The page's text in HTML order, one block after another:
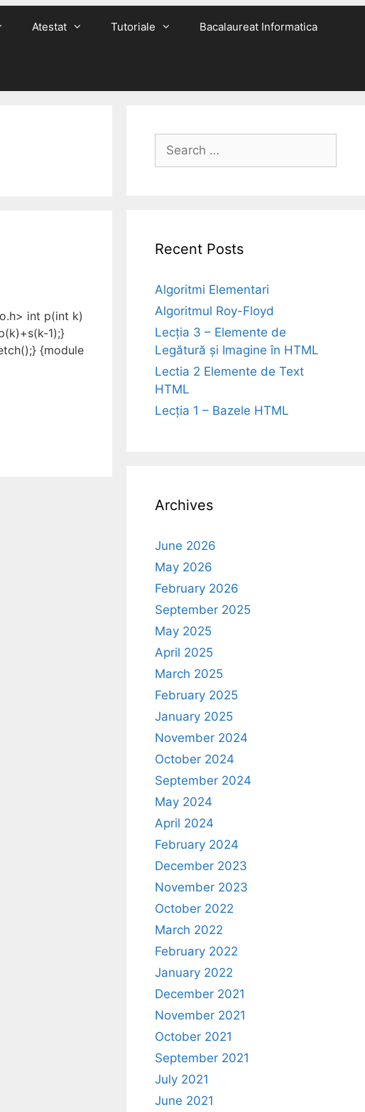
Atestat Tutoriale Bacalaureat Informatica
int p(int k)
1);}
{module
Search
for:
Recent Posts
Algoritmi Elementari
Algoritmul Roy-Floyd
Lecția 3 – Elemente de
Legătură și Imagine în HTML
Lectia 2 Elemente de Text
HTML
Lecția 1 – Bazele HTML
Archives
June 2026
May 2026
February 2026
September 2025
May 2025
April 2025
March 2025
February 2025
January 2025
November 2024
October 2024
September 2024
May 2024
April 2024
February 2024
December 2023
November 2023
October 2022
March 2022
February 2022
January 2022
December 2021
November 2021
October 2021
September 2021
July 2021
June 2021